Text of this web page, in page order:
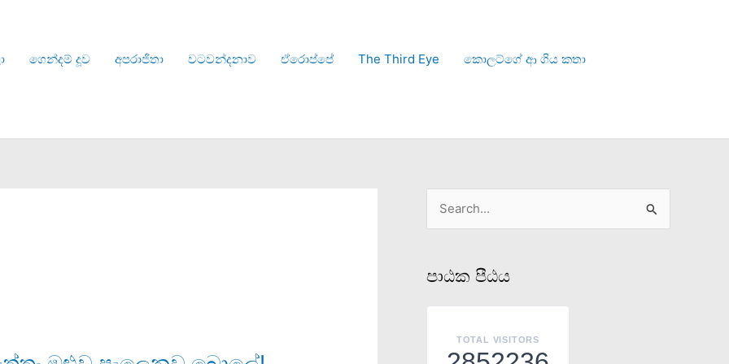
ගෙන්දම් දූව අපරාජිතා වටවන්දනාව ඒරොප්පේ The Third Eye
කොලට්ගේ ආ ගිය කතා
r
c
පාඨක පීඨය
TOTAL VISITORS